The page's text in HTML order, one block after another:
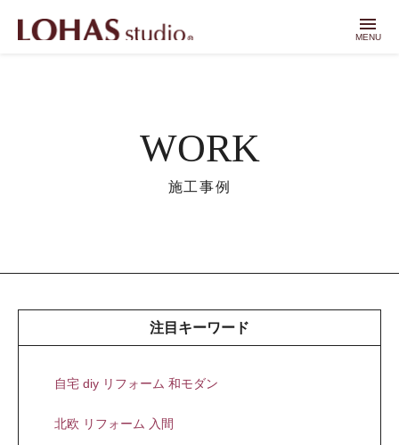
menu
MENU
WORK
施工事例
注目キーワード
自宅 diy リフォーム 和モダン
北欧 リフォーム 入間